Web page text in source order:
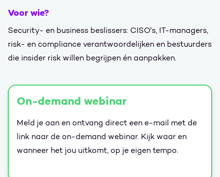
Voor wie?
Security- en business beslissers: CISO's, IT-managers,
risk- en compliance verantwoordelijken en bestuurders
die insider risk willen begrijpen én aanpakken.
On-demand webinar
Meld je aan en ontvang direct een e-mail met de
link naar de on-demand webinar. Kijk waar en
wanneer het jou uitkomt, op je eigen tempo.